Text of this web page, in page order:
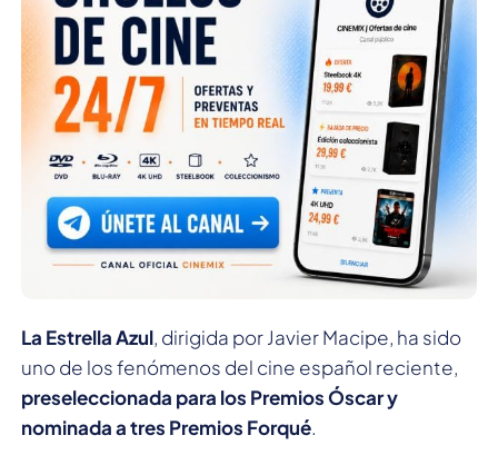
La Estrella Azul, dirigida por Javier Macipe, ha sido
uno de los fenómenos del cine español reciente,
preseleccionada para los Premios Óscar y
nominada a tres Premios Forqué.